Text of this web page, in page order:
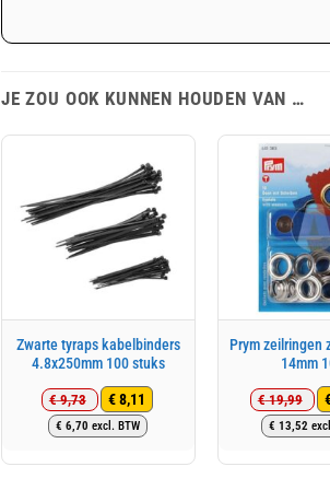
JE ZOU OOK KUNNEN HOUDEN VAN …
Zwarte tyraps kabelbinders
4.8x250mm 100 stuks
€9,73
Oorspronkelijke
prijs
€8,11
Huidige
prijs
€ 6,70 excl. BTW
Prym zeilringen
14mm
€19,99
€ 13,52